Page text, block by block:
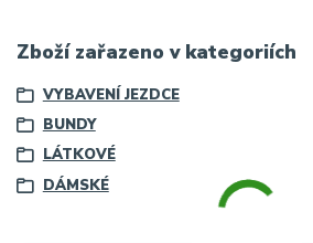
Zboží zařazeno v kategoriích
VYBAVENÍ JEZDCE
BUNDY
LÁTKOVÉ
DÁMSKÉ